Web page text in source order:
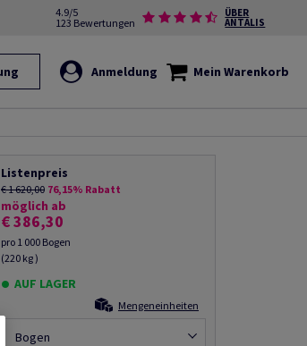
4.9/5
123 Bewertungen
ÜBER
ANTALIS
Anmeldung Mein Warenkorb
Listenpreis
€ 1 620,00 76,15% Rabatt
möglich ab
€ 386,30
pro 1 000 Bogen
(220 kg )
AUF LAGER
Mengeneinheiten
Bogen